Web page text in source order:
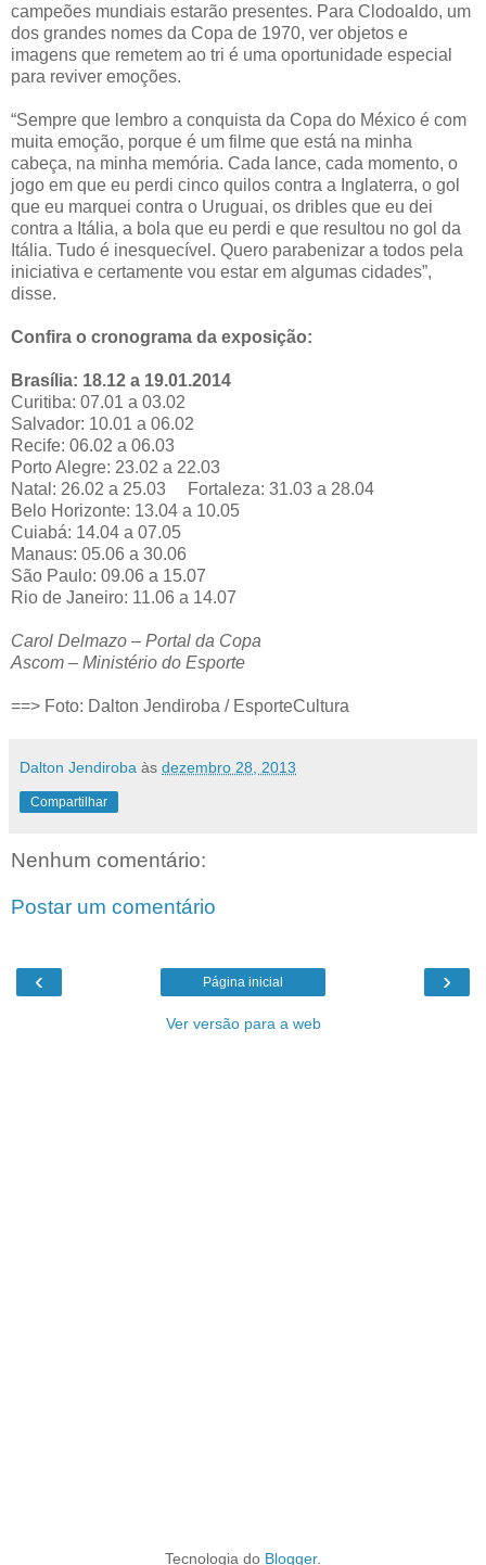
campeões mundiais estarão presentes. Para Clodoaldo, um
dos grandes nomes da Copa de 1970, ver objetos e
imagens que remetem ao tri é uma oportunidade especial
para reviver emoções.
“Sempre que lembro a conquista da Copa do México é com
muita emoção, porque é um filme que está na minha
cabeça, na minha memória. Cada lance, cada momento, o
jogo em que eu perdi cinco quilos contra a Inglaterra, o gol
que eu marquei contra o Uruguai, os dribles que eu dei
contra a Itália, a bola que eu perdi e que resultou no gol da
Itália. Tudo é inesquecível. Quero parabenizar a todos pela
iniciativa e certamente vou estar em algumas cidades”,
disse.
Confira o cronograma da exposição:
Brasília: 18.12 a 19.01.2014
Curitiba: 07.01 a 03.02
Salvador: 10.01 a 06.02
Recife: 06.02 a 06.03
Porto Alegre: 23.02 a 22.03
Natal: 26.02 a 25.03 Fortaleza: 31.03 a 28.04
Belo Horizonte: 13.04 a 10.05
Cuiabá: 14.04 a 07.05
Manaus: 05.06 a 30.06
São Paulo: 09.06 a 15.07
Rio de Janeiro: 11.06 a 14.07
Carol Delmazo – Portal da Copa
Ascom – Ministério do Esporte
==> Foto: Dalton Jendiroba / EsporteCultura
Dalton Jendiroba às dezembro 28, 2013
Compartilhar
Nenhum comentário:
Postar um comentário
‹ ›
Página inicial
Ver versão para a web
Tecnologia do Blogger.